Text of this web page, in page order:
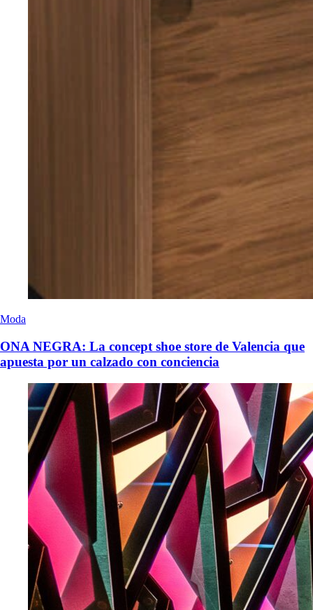
Moda
ONA NEGRA: La concept shoe store de Valencia que
apuesta por un calzado con conciencia